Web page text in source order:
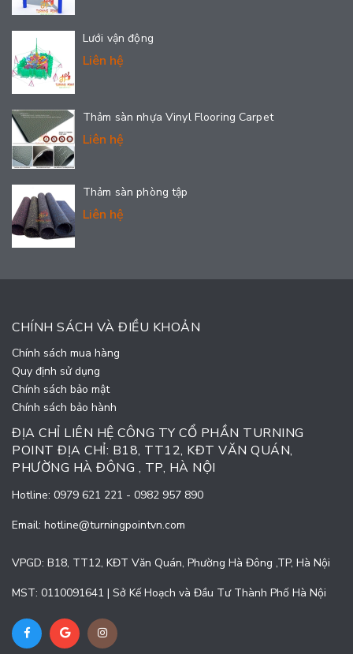
Lưới vận động
Liên hệ
Thảm sàn nhựa Vinyl Flooring Carpet
Liên hệ
Thảm sàn phòng tập
Liên hệ
CHÍNH SÁCH VÀ ĐIỀU KHOẢN
Chính sách mua hàng
Quy định sử dụng
Chính sách bảo mật
Chính sách bảo hành
ĐỊA CHỈ LIÊN HỆ CÔNG TY CỔ PHẦN TURNING
POINT ĐỊA CHỈ: B18, TT12, KĐT VĂN QUÁN,
PHƯỜNG HÀ ĐÔNG , TP, HÀ NỘI
Hotline: 0979 621 221 - 0982 957 890
Email: hotline@turningpointvn.com
VPGD: B18, TT12, KĐT Văn Quán, Phường Hà Đông ,TP, Hà Nội
MST: 0110091641 | Sở Kế Hoạch và Đầu Tư Thành Phố Hà Nội